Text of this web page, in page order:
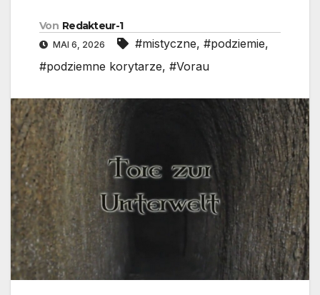
Von Redakteur-1
MAI 6, 2026 #mistyczne, #podziemie,
#podziemne korytarze, #Vorau